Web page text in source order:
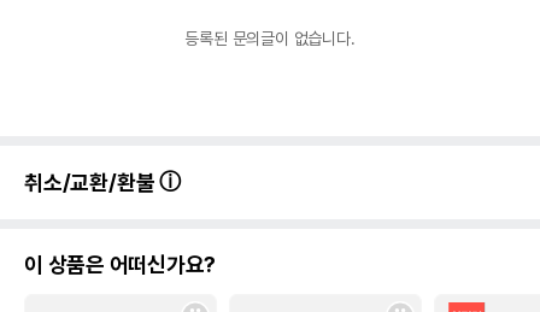
등록된 문의글이 없습니다.
취소/교환/환불
이 상품은 어떠신가요?